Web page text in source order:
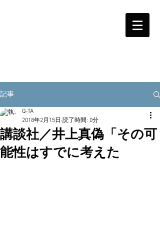
記事
講談社／井上真偽「その可
能性はすでに考えた
Q-TA
2018年2月15日 読了時間: 0分